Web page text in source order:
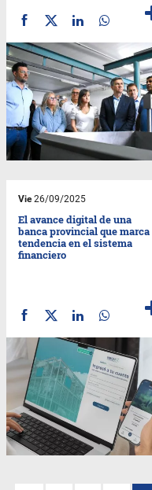
Vie26/09/2025
El avance digital de una
banca provincial que marca
tendencia en el sistema
financiero